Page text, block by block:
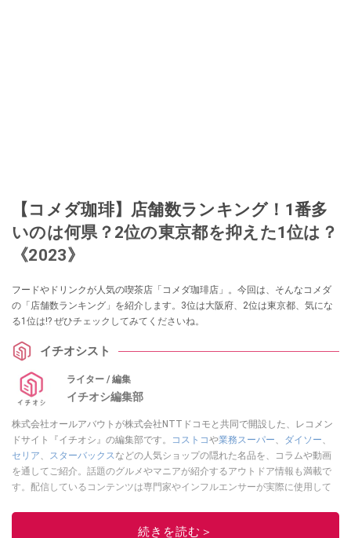
【コメダ珈琲】店舗数ランキング！1番多
いのは何県？2位の東京都を抑えた1位は？
《2023》
フードやドリンクが人気の喫茶店「コメダ珈琲店」。今回は、そんなコメダ
の「店舗数ランキング」を紹介します。3位は大阪府、2位は東京都、気にな
る1位は!? ぜひチェックしてみてくださいね。
イチオシスト
ライター / 編集
イチオシ編集部
株式会社オールアバウトが株式会社NTTドコモと共同で開設した、レコメン
ドサイト『イチオシ』の編集部です。
コストコや業務スーパー、 ダイソー、
セリア、 スターバックスなどの人気ショップの隠れた名品を、コラムや動画
を通してご紹介。話題のグルメやマニアが紹介するアウトドア情報も満載で
す。配信しているコンテンツは専門家やインフルエンサーが実際に使用して
ニュースでフォロー
続きを読む＞